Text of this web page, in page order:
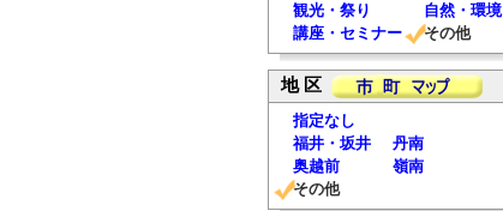
観光・祭り
自然・環境
講座・セミナー
その他
地 区
指定なし
福井・坂井
丹南
奥越前
嶺南
その他